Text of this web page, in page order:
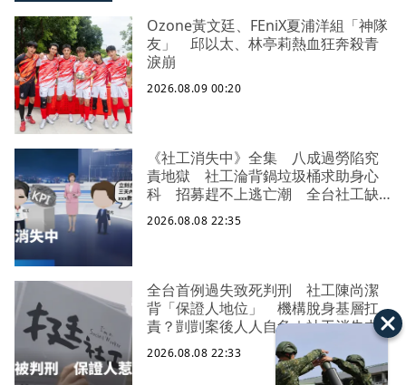
Ozone黃文廷、FEniX夏浦洋組「神隊
友」 邱以太、林亭莉熱血狂奔殺青
淚崩
2026.08.09 00:20
《社工消失中》全集 八成過勞陷究
責地獄 社工淪背鍋垃圾桶求助身心
科 招募趕不上逃亡潮 全台社工缺
口警報 揭薪資回捐黑幕 血汗錢遭
剝削
2026.08.08 22:35
全台首例過失致死判刑 社工陳尚潔
背「保證人地位」 機構脫身基層扛
責？剴剴案後人人自危｜社工消失中
2026.08.08 22:33